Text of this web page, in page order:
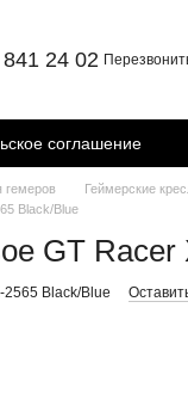
24 02
соглашение
гемеров Геймерские
Black/Blue
GT
2565 Black/Blue